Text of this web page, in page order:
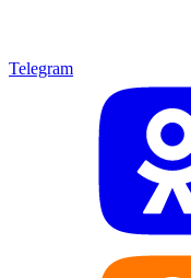
Telegram